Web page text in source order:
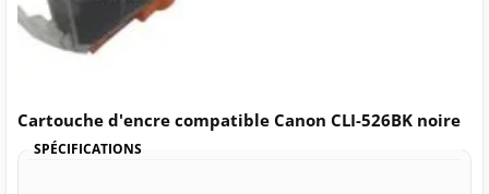
Cartouche d'encre compatible Canon CLI-526BK noire
SPÉCIFICATIONS